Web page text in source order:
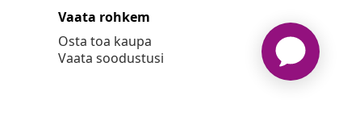
Vaata rohkem
Osta toa kaupa
Vaata soodustusi